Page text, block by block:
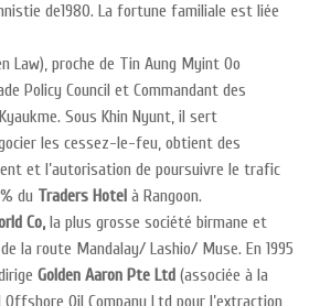
de1980. La fortune familiale est liée
Law), proche de Tin Aung Myint Oo
Policy Council et Commandant des
Sous Khin Nyunt, il sert
les cessez-le-feu, obtient des
et l’autorisation de poursuivre le trafic
du Traders Hotel à Rangoon.
Co, la plus grosse société birmane et
la route Mandalay/ Lashio/ Muse. En 1995
Golden Aaron Pte Ltd (associée à la
Offshore Oil Company Ltd pour l’extraction